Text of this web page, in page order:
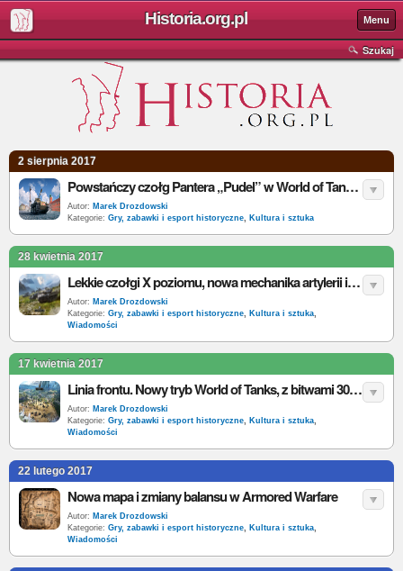
Historia.org.pl Menu
Szukaj
2 sierpnia 2017
Powstańczy czołg Pantera „Pudel” w World of Tanks na PC!
Autor: Marek Drozdowski
Kategorie: Gry, zabawki i esport historyczne, Kultura i sztuka
28 kwietnia 2017
Lekkie czołgi X poziomu, nowa mechanika artylerii i ulepszony system dobierania drużyn nowości w aktualizacji 9.18 World of Tanks
Autor: Marek Drozdowski
Kategorie: Gry, zabawki i esport historyczne, Kultura i sztuka,
Wiadomości
17 kwietnia 2017
Linia frontu. Nowy tryb World of Tanks, z bitwami 30 na 30 i większymi mapami
Autor: Marek Drozdowski
Kategorie: Gry, zabawki i esport historyczne, Kultura i sztuka,
Wiadomości
22 lutego 2017
Nowa mapa i zmiany balansu w Armored Warfare
Autor: Marek Drozdowski
Kategorie: Gry, zabawki i esport historyczne, Kultura i sztuka,
Wiadomości